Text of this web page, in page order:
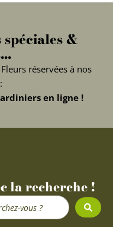
spéciales &
réservées à nos
en ligne !
la recherche !